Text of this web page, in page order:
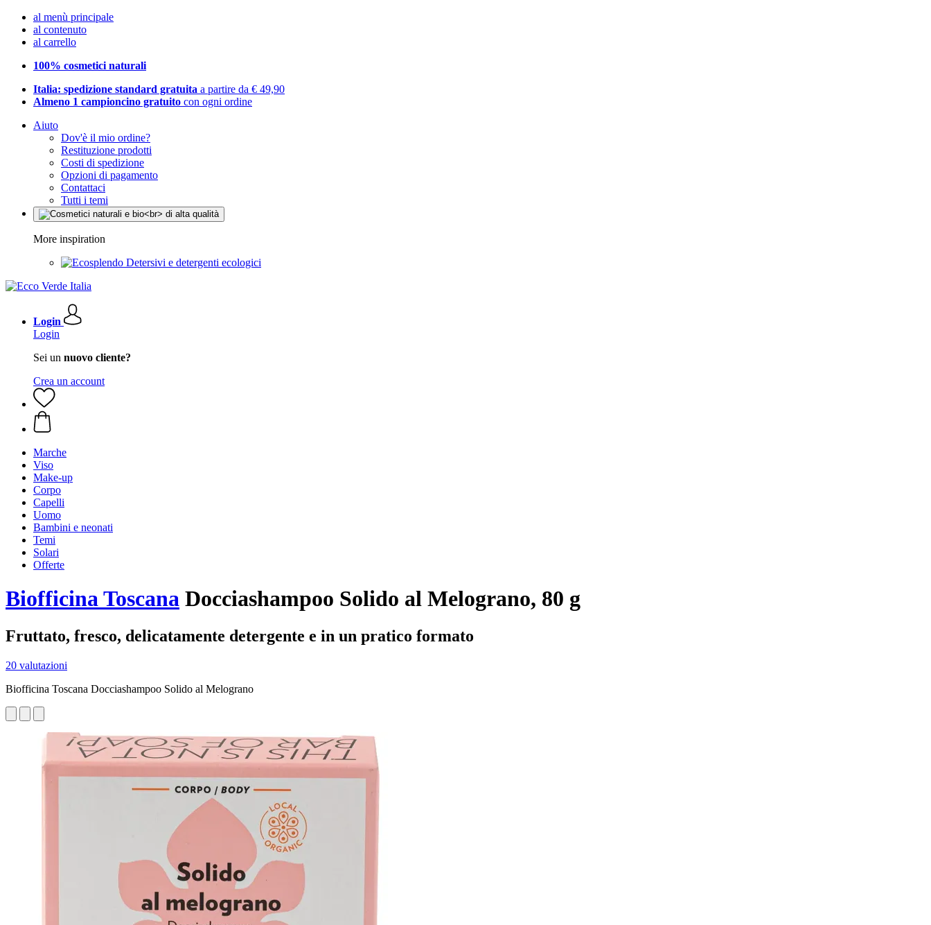
al menù principale
al contenuto
al carrello
100% cosmetici naturali
Italia: spedizione standard gratuita a partire da € 49,90
Almeno 1 campioncino gratuito con ogni ordine
Aiuto
Dov'è il mio ordine?
Restituzione prodotti
Costi di spedizione
Opzioni di pagamento
Contattaci
Tutti i temi
More inspiration
Detersivi e detergenti ecologici
Login
Login
Sei un nuovo cliente?
Crea un account
Marche
Viso
Make-up
Corpo
Capelli
Uomo
Bambini e neonati
Temi
Solari
Offerte
Biofficina Toscana Docciashampoo Solido al Melograno, 80 g
Fruttato, fresco, delicatamente detergente e in un pratico formato
20 valutazioni
Biofficina Toscana Docciashampoo Solido al Melograno